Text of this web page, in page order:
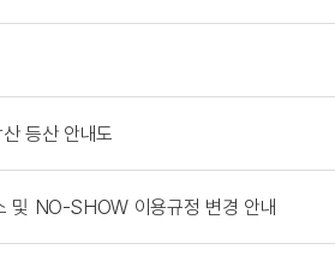
등산 안내도
및 NO-SHOW 이용규정 변경 안내